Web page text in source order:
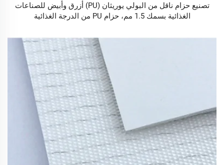
تصنيع حزام ناقل من البولي يوريثان (PU) أزرق وأبيض للصناعات
الغذائية بسمك 1.5 مم، حزام PU من الدرجة الغذائية